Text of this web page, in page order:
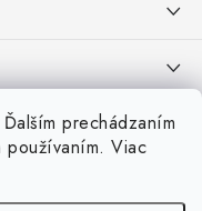
prechádzaním
používaním. Viac